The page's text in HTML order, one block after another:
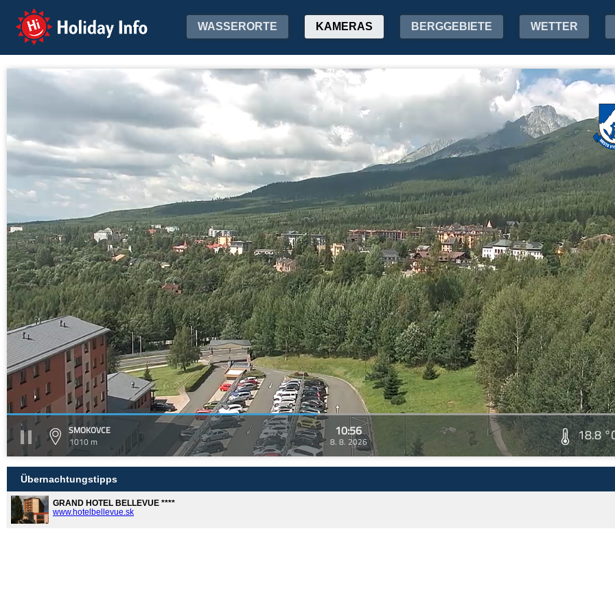
Holiday Info WASSERORTE KAMERAS BERGGEBIETE WETTER
SMOKOVCE
1010 m
10:56
8. 8. 2026 18.8
Übernachtungstipps
GRAND HOTEL BELLEVUE ****
www.hotelbellevue.sk